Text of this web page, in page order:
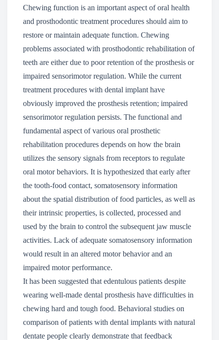
Chewing function is an important aspect of oral health
and prosthodontic treatment procedures should aim to
restore or maintain adequate function. Chewing
problems associated with prosthodontic rehabilitation of
teeth are either due to poor retention of the prosthesis or
impaired sensorimotor regulation. While the current
treatment procedures with dental implant have
obviously improved the prosthesis retention; impaired
sensorimotor regulation persists. The functional and
fundamental aspect of various oral prosthetic
rehabilitation procedures depends on how the brain
utilizes the sensory signals from receptors to regulate
oral motor behaviors. It is hypothesized that early after
the tooth-food contact, somatosensory information
about the spatial distribution of food particles, as well as
their intrinsic properties, is collected, processed and
used by the brain to control the subsequent jaw muscle
activities. Lack of adequate somatosensory information
would result in an altered motor behavior and an
impaired motor performance.
It has been suggested that edentulous patients despite
wearing well-made dental prosthesis have difficulties in
chewing hard and tough food. Behavioral studies on
comparison of patients with dental implants with natural
dentate people clearly demonstrate that feedback